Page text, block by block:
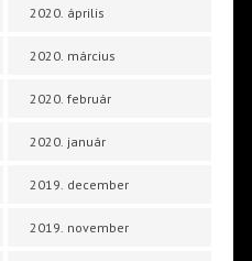
2020. április
2020. március
2020. február
2020. január
2019. december
2019. november